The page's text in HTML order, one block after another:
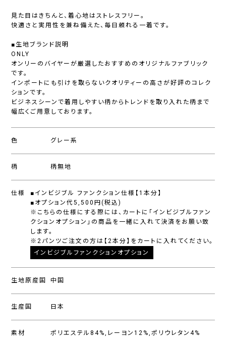
見た目はきちんと、着心地はストレスフリー。
快適さと実用性を兼ね備えた、毎日頼れる一着です。
■生地ブランド説明
ONLY
オンリーのバイヤーが厳選したおすすめのオリジナルファブリック
です。
インポートにも引けを取らないクオリティーの高さが好評のコレク
ションです。
ビジネスシーンで着用しやすい柄からトレンドを取り入れた柄まで
幅広くご用意しております。
色 グレー系
柄 柄無地
仕様
■インビジブル ファンクション仕様【1本分】
■オプション代5,500円(税込)
※こちらの仕様にする際には、カートに「インビジブルファン
クションオプション」の商品を一緒に入れて決済をお願い致
します。
※2パンツご注文の方は【2本分】をカートに入れてください。
インビジブルファンクションオプション
生地原産国 中国
生産国 日本
素材 ポリエステル84%,レーヨン12%,ポリウレタン4%